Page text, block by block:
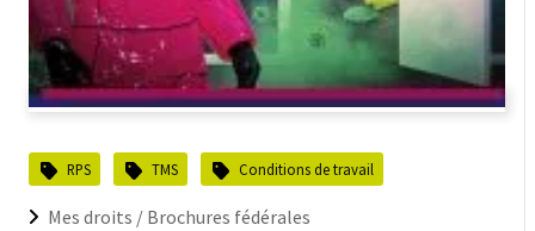
RPS TMS Conditions de travail
Mes droits / Brochures fédérales